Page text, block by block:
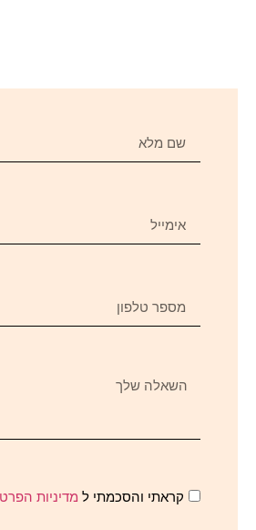
קראתי והסכמתי ל מדיניות